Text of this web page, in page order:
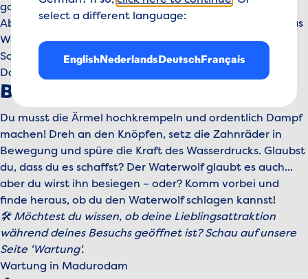
ganze Gebäude bebt! Spannend, oder?
Aber aufgepasst – der Waterwolf ist da und versucht, das
Wasser zurückzudrängen!
Schaffst du es, das Haarlemmermeer trockenzulegen?
Dann komm schnell und hilf mit!
Bereit für die Herausforderung?
Du musst die Ärmel hochkrempeln und ordentlich Dampf
machen! Dreh an den Knöpfen, setz die Zahnräder in
Bewegung und spüre die Kraft des Wasserdrucks. Glaubst
du, dass du es schaffst? Der Waterwolf glaubt es auch...
aber du wirst ihn besiegen – oder? Komm vorbei und
finde heraus, ob du den Waterwolf schlagen kannst!
🛠️ Möchtest du wissen, ob deine Lieblingsattraktion
während deines Besuchs geöffnet ist? Schau auf unsere
Seite 'Wartung'.
Wartung in Madurodam
select a different language:
EnglishNederlandsDeutschFrançais